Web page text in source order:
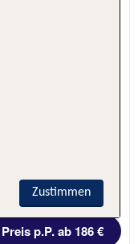
4 Nächte, Nur Hotel
Preis p.P. ab 186 €
Zustimmen